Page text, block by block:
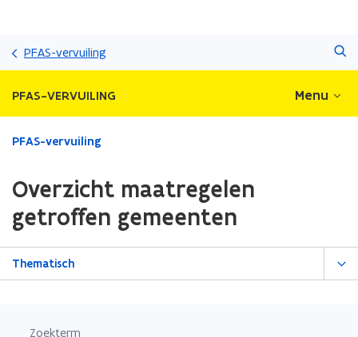
gaan
PFAS-vervuiling
PFAS-VERVUILING Menu
Gedaan
bevindt
zich
Overzicht
PFAS-vervuiling
Overzicht maatregelen
getroffen gemeenten
Thematisch
Zoekterm